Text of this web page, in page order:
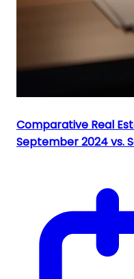
Comparative Real
September 2024 vs.